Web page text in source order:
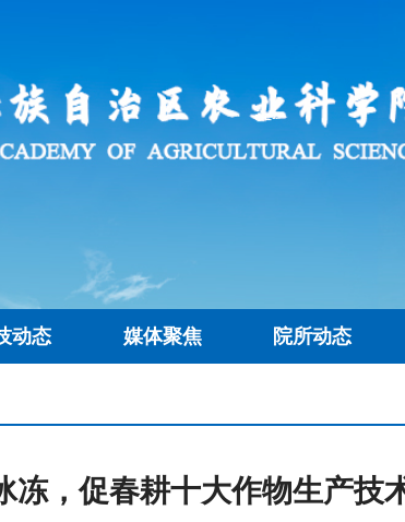
动态 媒体聚焦 院所动态
冻，促春耕十大作物生产技